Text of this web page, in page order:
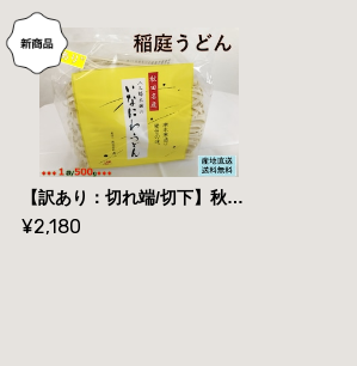
【訳あり：切れ端/切下】秋田名産【稲庭うどん】５００g /袋【手作り技法】【送料無料】
¥2,180